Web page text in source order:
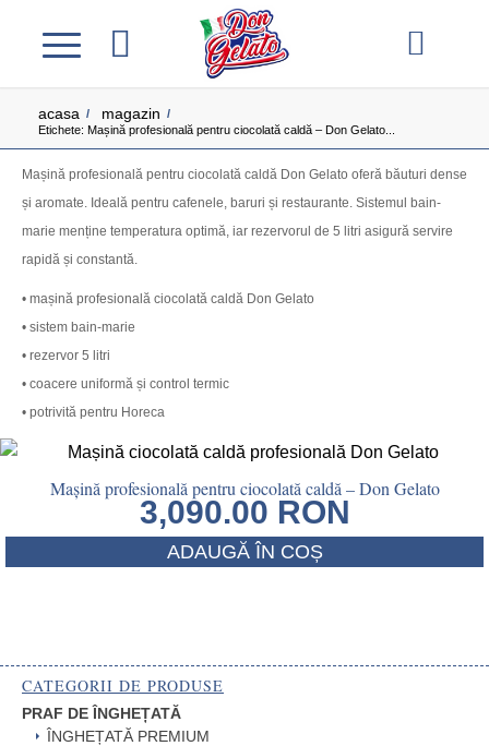
acasa / magazin /
Etichete: Mașină profesională pentru ciocolată caldă – Don Gelato...
Mașină profesională pentru ciocolată caldă Don Gelato oferă băuturi dense
și aromate. Ideală pentru cafenele, baruri și restaurante. Sistemul bain-
marie menține temperatura optimă, iar rezervorul de 5 litri asigură servire
rapidă și constantă.
• mașină profesională ciocolată caldă Don Gelato
• sistem bain-marie
• rezervor 5 litri
• coacere uniformă și control termic
• potrivită pentru Horeca
Mașină profesională pentru ciocolată caldă – Don Gelato
3,090.00 RON
ADAUGĂ ÎN COȘ
CATEGORII DE PRODUSE
PRAF DE ÎNGHEȚATĂ
ÎNGHEȚATĂ PREMIUM